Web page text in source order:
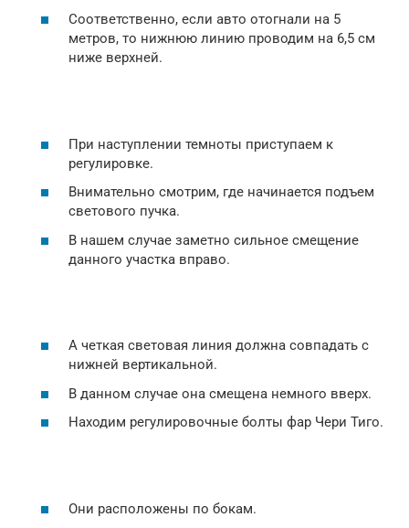
Соответственно, если авто отогнали на 5
метров, то нижнюю линию проводим на 6,5 см
ниже верхней.
При наступлении темноты приступаем к
регулировке.
Внимательно смотрим, где начинается подъем
светового пучка.
В нашем случае заметно сильное смещение
данного участка вправо.
А четкая световая линия должна совпадать с
нижней вертикальной.
В данном случае она смещена немного вверх.
Находим регулировочные болты фар Чери Тиго.
Они расположены по бокам.